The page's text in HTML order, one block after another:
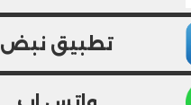
تطبيق نبض